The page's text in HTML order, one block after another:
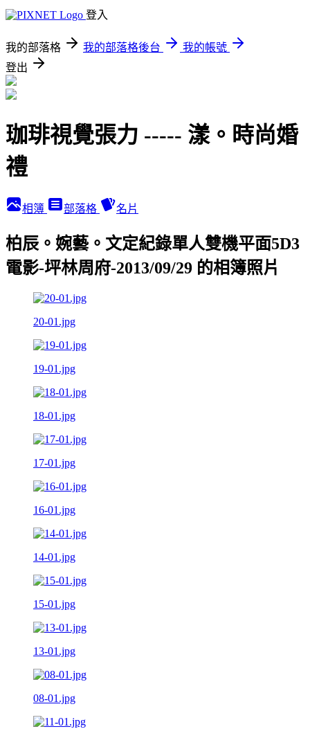
登入
我的部落格 我的部落格後台
我的帳號
登出
珈琲視覺張力 ----- 漾。時尚婚
禮
相簿 部落格 名片
柏辰。婉藝。文定紀錄單人雙機平面5D3
電影-坪林周府-2013/09/29 的相簿照片
20-01.jpg
19-01.jpg
18-01.jpg
17-01.jpg
16-01.jpg
14-01.jpg
15-01.jpg
13-01.jpg
08-01.jpg